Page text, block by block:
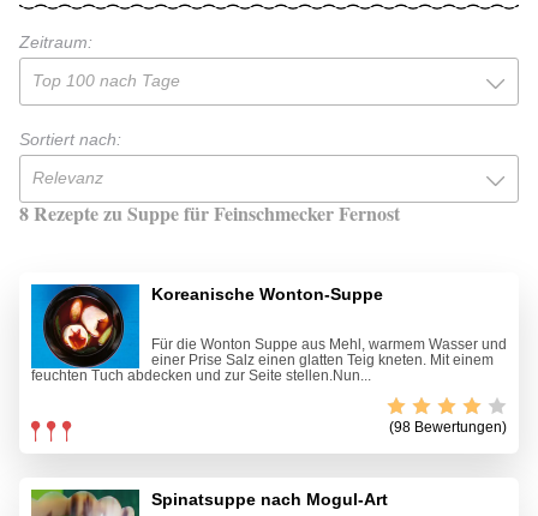
Zeitraum:
Top 100 nach Tage
Sortiert nach:
Relevanz
8 Rezepte zu Suppe für Feinschmecker Fernost
Koreanische Wonton-Suppe
Für die Wonton Suppe aus Mehl, warmem Wasser und
einer Prise Salz einen glatten Teig kneten. Mit einem
feuchten Tuch abdecken und zur Seite stellen.Nun...
(98 Bewertungen)
Spinatsuppe nach Mogul-Art